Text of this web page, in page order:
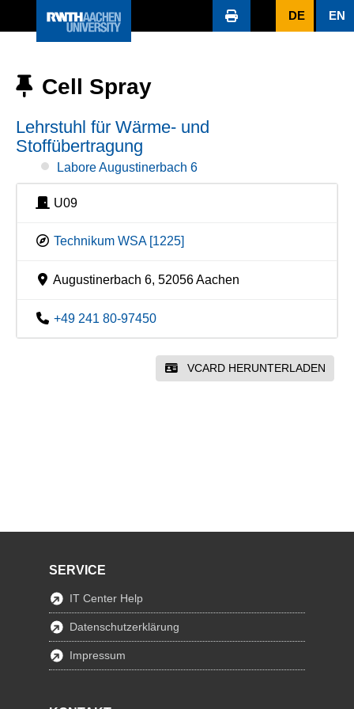
DE EN
Cell Spray
Lehrstuhl für Wärme- und
Stoffübertragung
Labore Augustinerbach 6
U09
Technikum WSA [1225]
Augustinerbach 6, 52056 Aachen
+49 241 80-97450
VCARD HERUNTERLADEN
SERVICE
IT Center Help
Datenschutzerklärung
Impressum